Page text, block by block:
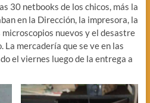
30 netbooks de los chicos, más la
en la Dirección, la impresora, la
nuevos y el desastre
La mercadería que se ve en las
el viernes luego de la entrega a